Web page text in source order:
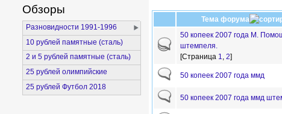
Обзоры
Разновидности 1991-1996
10 рублей памятные (сталь)
2 и 5 рублей памятные (сталь)
25 рублей олимпийские
25 рублей Футбол 2018
Тема форума
50 копеек 2007 года М.
штемпеля.
[Страница 1, 2]
50 копеек 2007 года ммд
50 копеек 2007 года ммд